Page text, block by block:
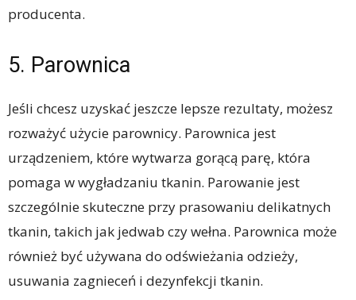
producenta.
5. Parownica
Jeśli chcesz uzyskać jeszcze lepsze rezultaty, możesz
rozważyć użycie parownicy. Parownica jest
urządzeniem, które wytwarza gorącą parę, która
pomaga w wygładzaniu tkanin. Parowanie jest
szczególnie skuteczne przy prasowaniu delikatnych
tkanin, takich jak jedwab czy wełna. Parownica może
również być używana do odświeżania odzieży,
usuwania zagnieceń i dezynfekcji tkanin.